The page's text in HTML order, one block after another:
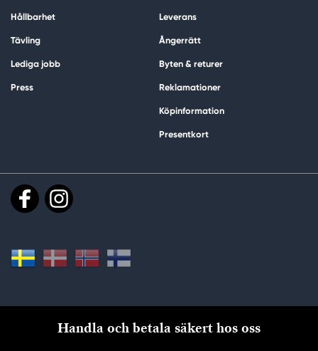
Hållbarhet
Tävling
Lediga jobb
Press
Leverans
Ångerrätt
Byten & returer
Reklamationer
Köpinformation
Presentkort
Handla och betala säkert hos oss